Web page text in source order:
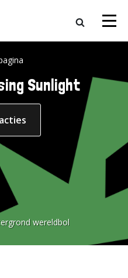
Sunlight
wereldbol